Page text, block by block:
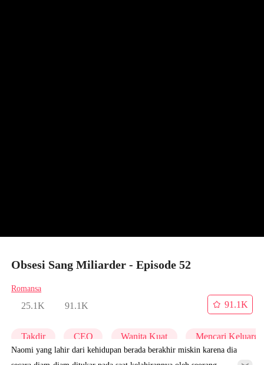
Obsesi Sang Miliarder - Episode 52
Romansa
25.1K 91.1K
91.1K
Takdir CEO Wanita Kuat Mencari Keluarga
Naomi yang lahir dari kehidupan berada berakhir miskin karena dia